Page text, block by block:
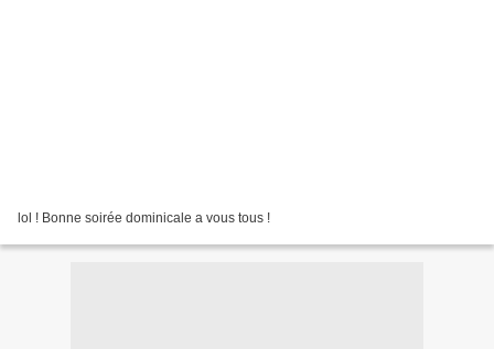
lol ! Bonne soirée dominicale a vous tous !